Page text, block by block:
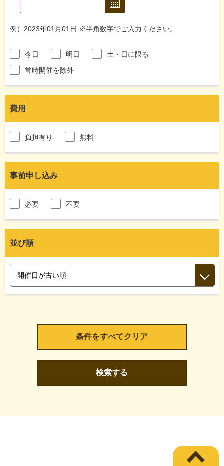
例）2023年01月01日 ※半角数字でご入力ください。
今日 明日
土・日に限る
常時開催を除外
費用
負担有り 無料
事前申し込み
必要 不要
並び順
検索する